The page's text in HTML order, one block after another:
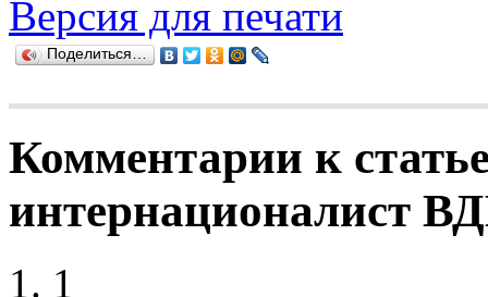
Версия для печати
Поделиться…
Комментарии к
интернационалист
1